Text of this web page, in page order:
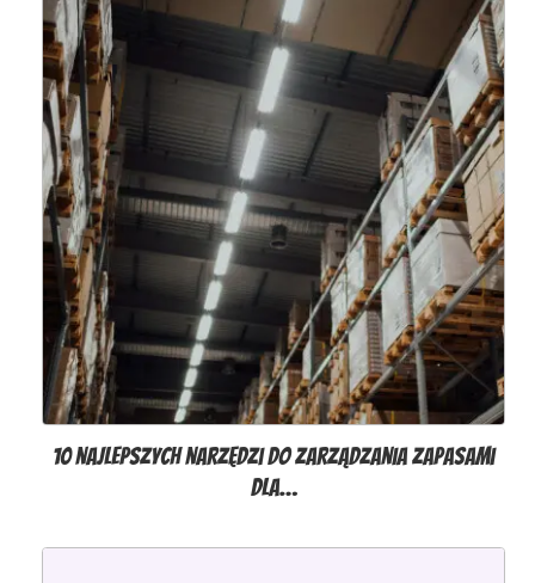
10 najlepszych narzędzi do zarządzania zapasami
dla…